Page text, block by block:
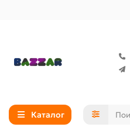
Каталог